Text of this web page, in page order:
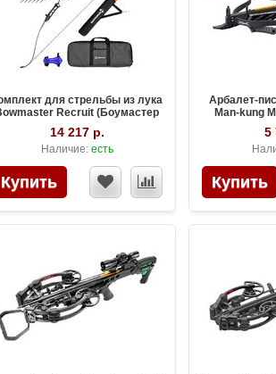
для стрельбы из лука
Recruit (Боумастер
Рекрут)
14 217 р.
Наличие: есть
Арбалет-
Man-kung
5